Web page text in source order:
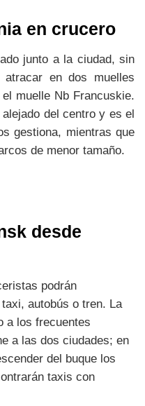
en crucero
junto a la ciudad, sin
atracar en dos muelles
muelle Nb Francuskie.
del centro y es el
gestiona, mientras que
de menor tamaño.
desde
podrán
autobús o tren. La
a los frecuentes
a las dos ciudades; en
del buque los
taxis con